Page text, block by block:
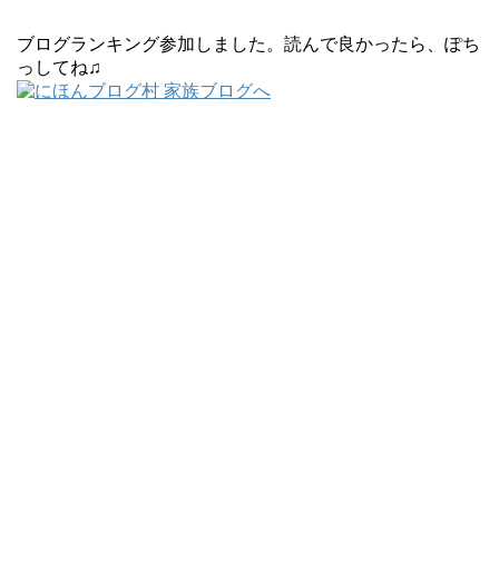
ブログランキング参加しました。読んで良かったら、ぽち
っしてね♫